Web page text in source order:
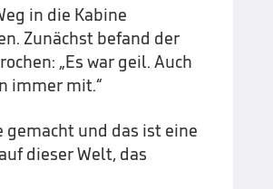
in die Kabine
Zunächst befand der
„Es war geil. Auch
immer mit.“
gemacht und das ist eine
dieser Welt, das